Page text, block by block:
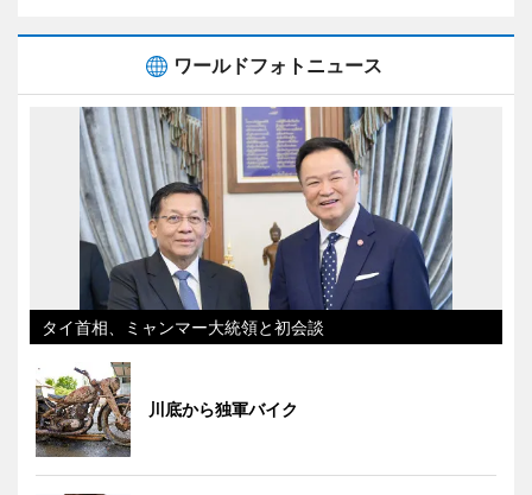
ワールドフォトニュース
タイ首相、ミャンマー大統領と初会談
川底から独軍バイク